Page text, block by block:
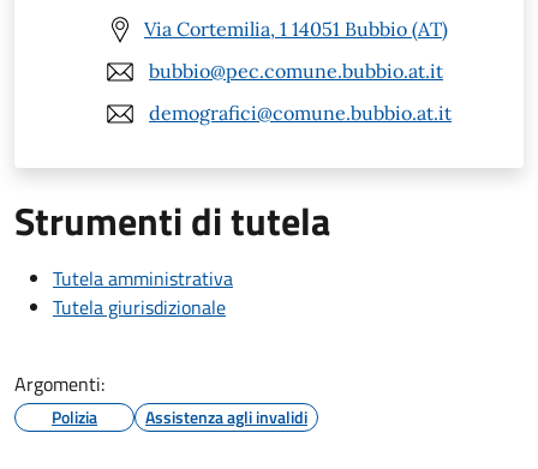
Via Cortemilia, 1 14051 Bubbio (AT)
bubbio@pec.comune.bubbio.at.it
demografici@comune.bubbio.at.it
Strumenti di tutela
Tutela amministrativa
Tutela giurisdizionale
Argomenti:
Polizia Assistenza agli invalidi